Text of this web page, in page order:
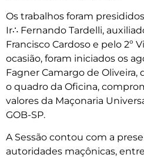
Os trabalhos foram
Ir∴ Fernando Tardelli,
Francisco Cardoso e pelo 2º
ocasião, foram iniciados os
Fagner Camargo de Oliveira,
o quadro da Oficina,
valores da Maçonaria
GOB-SP.
A Sessão contou com a
autoridades maçônicas,